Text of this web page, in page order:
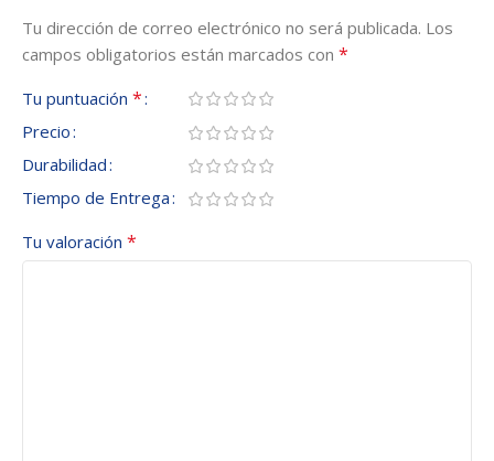
Tu dirección de correo electrónico no será publicada. Los
campos obligatorios están marcados con *
Tu puntuación *
Precio
Durabilidad
Tiempo de Entrega
Tu valoración *